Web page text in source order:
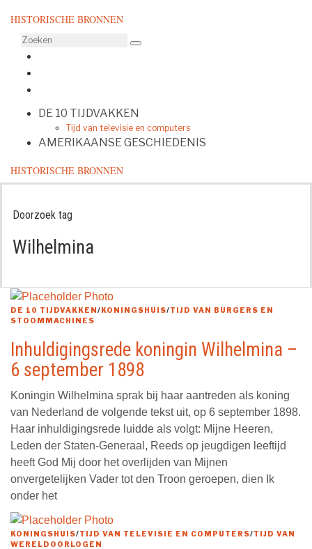
HISTORISCHE BRONNEN
DE 10 TIJDVAKKEN
Tijd van televisie en computers
AMERIKAANSE GESCHIEDENIS
HISTORISCHE BRONNEN
Doorzoek tag
Wilhelmina
DE 10 TIJDVAKKEN/KONINGSHUIS/TIJD VAN BURGERS EN
STOOMMACHINES
Inhuldigingsrede koningin Wilhelmina –
6 september 1898
Koningin Wilhelmina sprak bij haar aantreden als koning
van Nederland de volgende tekst uit, op 6 september 1898.
Haar inhuldigingsrede luidde als volgt: Mijne Heeren,
Leden der Staten-Generaal, Reeds op jeugdigen leeftijd
heeft God Mij door het overlijden van Mijnen
onvergetelijken Vader tot den Troon geroepen, dien Ik
onder het
KONINGSHUIS/TIJD VAN TELEVISIE EN COMPUTERS/TIJD VAN
WERELDOORLOGEN